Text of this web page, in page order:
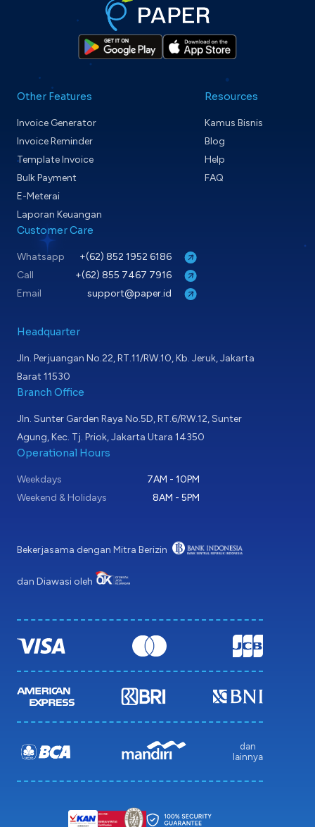
Other Features
Invoice Generator
Invoice Reminder
Template Invoice
Bulk Payment
E-Meterai
Laporan Keuangan
Resources
Kamus Bisnis
Blog
Help
FAQ
Customer Care
Whatsapp
+(62) 852 1952 6186
Call
+(62) 855 7467 7916
Email
support@paper.id
Headquarter
Jln. Perjuangan No.22, RT.11/RW.10, Kb. Jeruk, Jakarta
Barat 11530
Branch Office
Jln. Sunter Garden Raya No.5D, RT.6/RW.12, Sunter
Agung, Kec. Tj. Priok, Jakarta Utara 14350
Operational Hours
Weekdays
7AM - 10PM
Weekend & Holidays
8AM - 5PM
Bekerjasama dengan Mitra Berizin
dan Diawasi oleh
dan
lainnya